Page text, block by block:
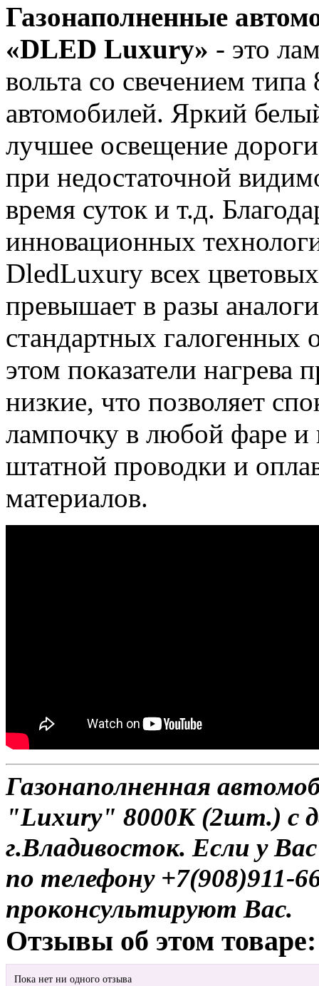
Газонаполненные
«DLED Luxury» - это
вольта со свечением
автомобилей. Яркий
лучшее освещение
при недостаточной
время суток и т.д.
инновационных
DledLuxury всех
превышает в разы
стандартных галогенных
этом показатели нагрева
низкие, что позволяет
лампочку в любой фаре и
штатной проводки и
материалов.
Газонаполненная
"Luxury" 8000К (2шт.) с
г.Владивосток. Если у
по телефону
проконсультируют Вас.
Отзывы об этом товаре:
Пока нет ни одного отзыва